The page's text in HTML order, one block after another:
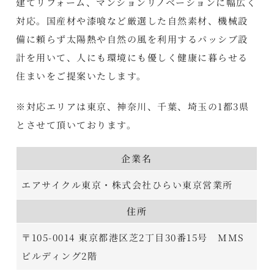
対応。国産材や漆喰など厳選した自然素材、機械設
備に頼らず太陽熱や自然の風を利用するパッシブ設
計を用いて、人にも環境にも優しく健康に暮らせる
住まいをご提案いたします。
※対応エリアは東京、神奈川、千葉、埼玉の1都3県
とさせて頂いております。
企業名
エアサイクル東京・株式会社ひらい東京営業所
住所
〒105-0014 東京都港区芝2丁目30番15号 MMS
ビルディング2階